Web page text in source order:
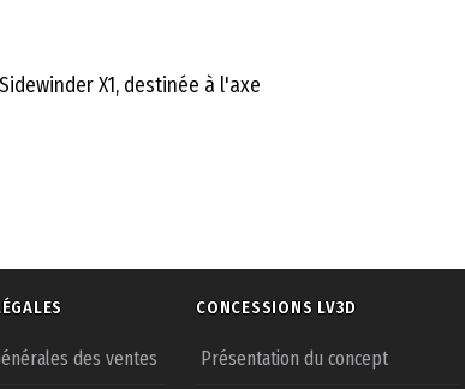
X1, destinée à l'axe
des ventes
CONCESSIONS LV3D
Présentation du concept